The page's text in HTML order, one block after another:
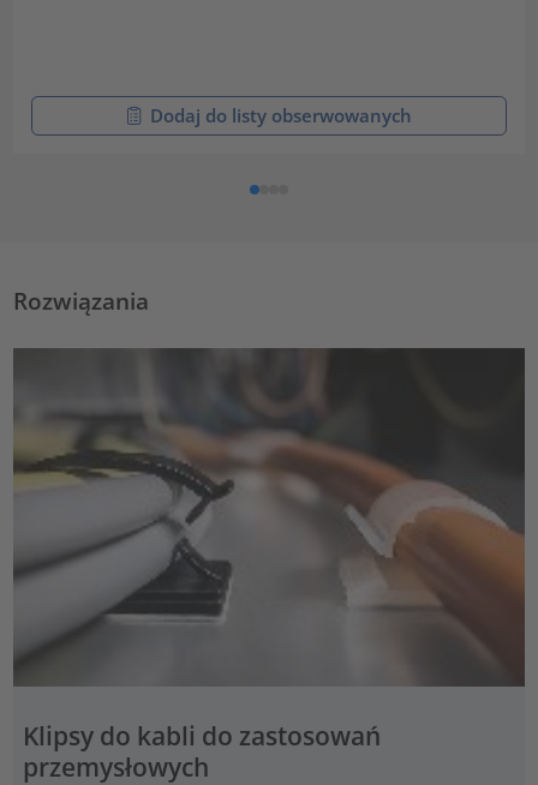
Dodaj do listy obserwowanych
Rozwiązania
Klipsy do kabli do zastosowań
przemysłowych